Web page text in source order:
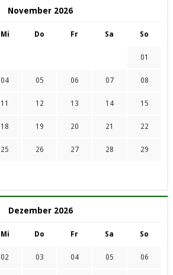
November 2026
Mi Do Fr Sa So
01
04 05 06 07 08
11 12 13 14 15
18 19 20 21 22
25 26 27 28 29
Dezember 2026
Mi Do Fr Sa So
02 03 04 05 06